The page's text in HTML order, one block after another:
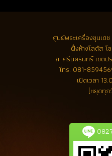
ศูนย์พระเครื่องขุนเดช
ฝั่งห้างโลตัส
ถ. ศรีนครินทร์ เขตป
โทร. 081-
เปิดเวลา
(หยุดทุก